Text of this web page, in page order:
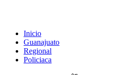
Inicio
Guanajuato
Regional
Policiaca